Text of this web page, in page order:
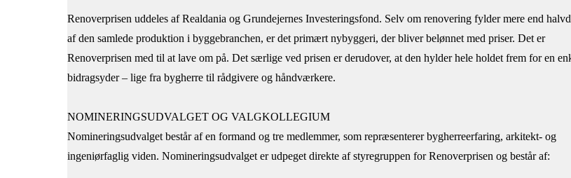
Renoverprisen uddeles af Realdania og Grundejernes Investeringsfond. Selv om renovering fylder mere end
af den samlede produktion i byggebranchen, er det primært nybyggeri, der bliver belønnet med priser. Det er
Renoverprisen med til at lave om på. Det særlige ved prisen er derudover, at den hylder hele holdet frem for en
bidragsyder – lige fra bygherre til rådgivere og håndværkere.
NOMINERINGSUDVALGET OG VALGKOLLEGIUM
Nomineringsudvalget består af en formand og tre medlemmer, som repræsenterer bygherreerfaring, arkitekt- og
ingeniørfaglig viden. Nomineringsudvalget er udpeget direkte af styregruppen for Renoverprisen og består af: